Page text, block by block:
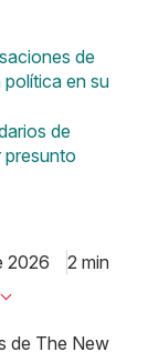
de
en su
de
presunto
2026 2 min